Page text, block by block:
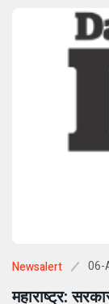
Newsalert 06-
महाराष्ट्र: